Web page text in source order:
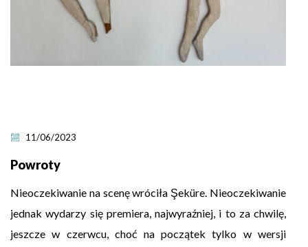
11/06/2023
Powroty
Nieoczekiwanie na scenę wróciła Şeküre. Nieoczekiwanie
jednak wydarzy się premiera, najwyraźniej, i to za chwilę,
jeszcze w czerwcu, choć na początek tylko w wersji